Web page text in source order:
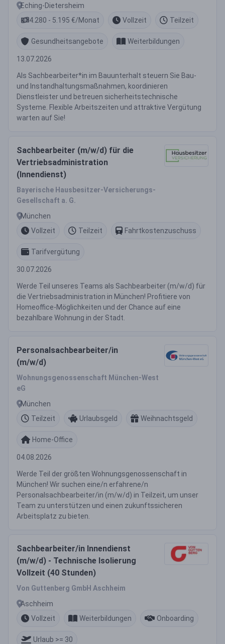
Eching-Dietersheim
4.280 - 5.195 €/Monat
Vollzeit Teilzeit
Gesundheitsangebote Weiterbildungen
13.07.2026
Als Sachbearbeiter*in im Bauunterhalt steuern Sie Bau-
und Instandhaltungsmaßnahmen, koordinieren
Dienstleister und betreuen sicherheitstechnische
Systeme. Flexible Arbeitszeiten und attraktive Vergütung
warten auf Sie!
Sachbearbeiter (m/w/d) für die
Vertriebsadministration
(Innendienst)
Bayerische Hausbesitzer-Versicherungs-
Gesellschaft a. G.
München
Vollzeit
Teilzeit Fahrtkostenzuschuss
Tarifvergütung
30.07.2026
Werde Teil unseres Teams als Sachbearbeiter (m/w/d) für
die Vertriebsadministration in München! Profitiere von
Homeoffice-Möglichkeiten und der Chance auf eine
bezahlbare Wohnung in der Stadt.
Personalsachbearbeiter/in
(m/w/d)
Wohnungsgenossenschaft München-West
eG
München
Teilzeit
Urlaubsgeld Weihnachtsgeld
Home-Office
04.08.2026
Werde Teil der größten Wohnungsgenossenschaft in
München! Wir suchen eine/n erfahrene/n
Personalsachbearbeiter/in (m/w/d) in Teilzeit, um unser
Team zu unterstützen und einen zukunftssicheren
Arbeitsplatz zu bieten.
Sachbearbeiter/in Innendienst
(m/w/d) - Technische Isolierung
Vollzeit (40 Stunden)
Von Guttenberg GmbH Aschheim
Aschheim
Vollzeit
Weiterbildungen Onboarding
Urlaub >= 30